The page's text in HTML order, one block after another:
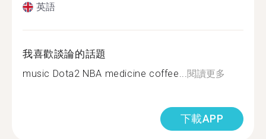
英語
我喜歡談論的話題
music Dota2 NBA medicine coffee...閱讀更多
下載APP